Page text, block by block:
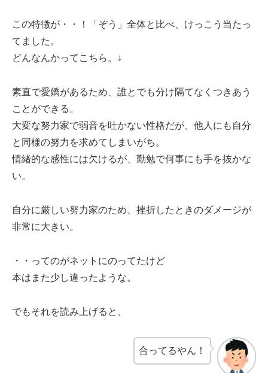
この特徴が・・！「ぞう」全体と比べ、けっこう当たっ
てました。
どんなんかってこちら。↓
素直で愛嬌があるため、誰とでも分け隔てなくつきあう
ことができる。
大変な努力家で弱音を吐かない性格だが、他人にも自分
と同様の努力を求めてしまいがち。
情緒的な感性には欠けるが、勤勉で何事にも手を抜かな
い。
自分に厳しい努力家のため、挫折したときのダメージが
非常に大きい。
・・ってのがネットにのってたけど
本はまた少し違ったような。
でもそれを読み上げると、
合ってるやん！